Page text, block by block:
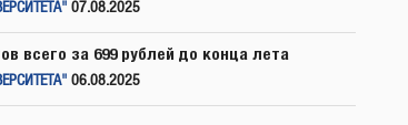
07.08.2025
всего за 699 рублей до конца лета
06.08.2025